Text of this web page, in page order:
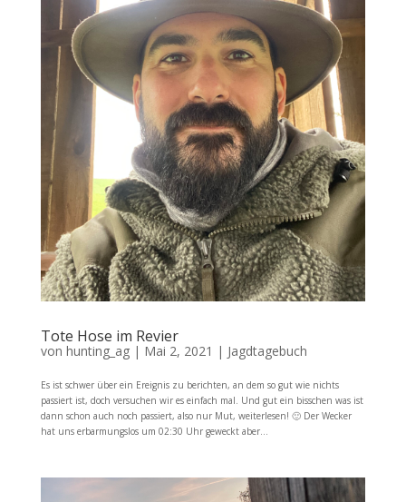
Tote Hose im Revier
von hunting_ag| Mai 2, 2021 | Jagdtagebuch
Es ist schwer über ein Ereignis zu berichten, an dem so gut wie nichts
passiert ist, doch versuchen wir es einfach mal. Und gut ein bisschen was ist
dann schon auch noch passiert, also nur Mut, weiterlesen! 🙂 Der Wecker
hat uns erbarmungslos um 02:30 Uhr geweckt aber...